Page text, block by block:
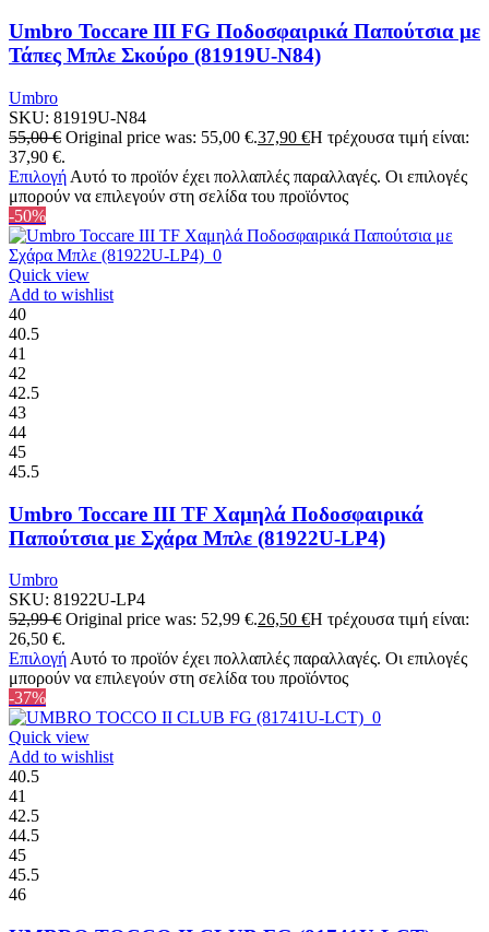
Umbro Toccare III FG Ποδοσφαιρικά Παπούτσια με
Τάπες Μπλε Σκούρο (81919U-N84)
Umbro
SKU: 81919U-N84
55,00€ Original price was: 55,00 €.37,90 €Η τρέχουσα τιμή είναι:
37,90 €.
Επιλογή Αυτό το προϊόν έχει πολλαπλές παραλλαγές. Οι επιλογές
μπορούν να επιλεγούν στη σελίδα του προϊόντος
-50%
Quick view
Add to wishlist
40
40.5
41
42
42.5
43
44
45
45.5
Umbro Toccare III TF Χαμηλά Ποδοσφαιρικά
Παπούτσια με Σχάρα Μπλε (81922U-LP4)
Umbro
SKU: 81922U-LP4
52,99€ Original price was: 52,99 €.26,50 €Η τρέχουσα τιμή είναι:
26,50 €.
Επιλογή Αυτό το προϊόν έχει πολλαπλές παραλλαγές. Οι επιλογές
μπορούν να επιλεγούν στη σελίδα του προϊόντος
-37%
Quick view
Add to wishlist
40.5
41
42.5
44.5
45
45.5
46